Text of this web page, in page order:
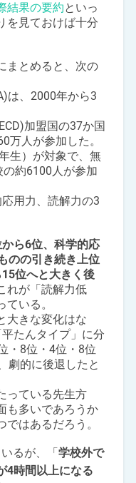
結果の要約といっ
を見ておけば十分
まとめると、次の
は、2000年から3
加盟国の37か国
万人が参加した。
生）が対象で、無
約6100人が参加
用力、読解力の3
ら6位、科学的応
のの引き続き上位
位へと大きく後
れが「読解力低
いる。
大きな変化はな
たんタイプ」に分
・8位・4位・8位
劇的に後退したと
っている先生方
も多いであろうか
はあるだろう。
るが、「学校外で
4時間以上になる